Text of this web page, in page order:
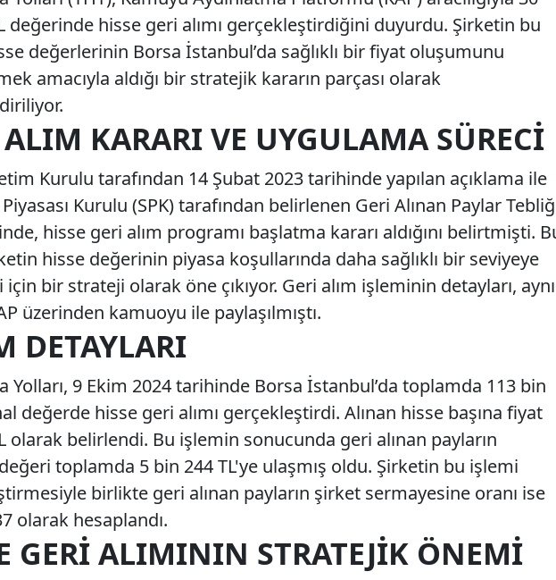
değerinde hisse geri alımı gerçekleştirdiğini duyurdu. Şirketin bu
değerlerinin Borsa İstanbul’da sağlıklı bir fiyat oluşumunu
amacıyla aldığı bir stratejik kararın parçası olarak
KARARI VE UYGULAMA SÜRECI
Kurulu tarafından 14 Şubat 2023 tarihinde yapılan açıklama ile
Kurulu (SPK) tarafından belirlenen Geri Alınan Paylar
hisse geri alım programı başlatma kararı aldığını belirtmişti.
hisse değerinin piyasa koşullarında daha sağlıklı bir seviyeye
bir strateji olarak öne çıkıyor. Geri alım işleminin detayları, aynı
üzerinden kamuoyu ile paylaşılmıştı.
DETAYLARI
Yolları, 9 Ekim 2024 tarihinde Borsa İstanbul’da toplamda 113 bin
değerde hisse geri alımı gerçekleştirdi. Alınan hisse başına fiyat
olarak belirlendi. Bu işlemin sonucunda geri alınan payların
toplamda 5 bin 244 TL'ye ulaşmış oldu. Şirketin bu işlemi
birlikte geri alınan payların şirket sermayesine oranı ise
olarak hesaplandı.
GERI ALIMININ STRATEJIK ÖNEMI